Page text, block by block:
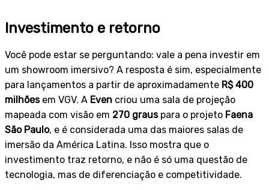
Investimento e retorno
Você pode estar se perguntando: vale a pena investir em
um showroom imersivo? A resposta é sim, especialmente
para lançamentos a partir de aproximadamente R$ 400
milhõesem VGV. A Even criou uma sala de projeção
mapeada com visão em 270 grauspara o projeto Faena
São Paulo, e é considerada uma das maiores salas de
imersão da América Latina. Isso mostra que o
investimento traz retorno, e não é só uma questão de
tecnologia, mas de diferenciação e competitividade.